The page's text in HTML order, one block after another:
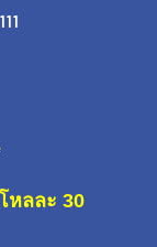
หลละ 30